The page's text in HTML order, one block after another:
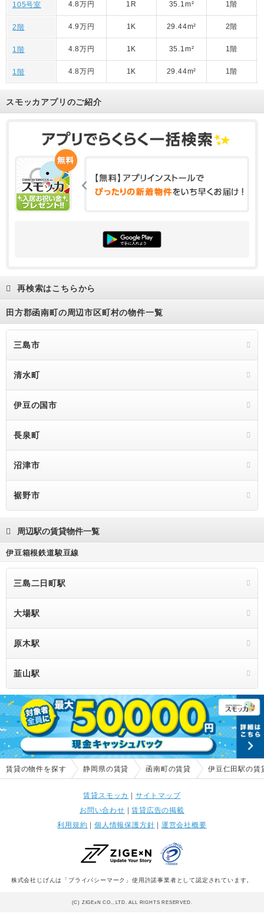
105号室 4.8万円 1R 35.1m² 1階
2階 4.9万円 1K 29.44m² 2階
1階 4.8万円 1K 35.1m² 1階
1階 4.8万円 1K 29.44m² 1階
スモッカアプリのご紹介
再検索はこちらから
田方郡函南町の周辺市区町村の物件一覧
三島市
清水町
伊豆の国市
長泉町
沼津市
裾野市
周辺駅の賃貸物件一覧
伊豆箱根鉄道駿豆線
三島二日町駅
大場駅
原木駅
韮山駅
賃貸の物件を探す 静岡県の賃貸 函南町の賃貸 伊豆仁田駅の賃
賃貸スモッカ | サイトマップ
お問い合わせ |賃貸広告の掲載
利用規約 | 個人情報保護方針 | 運営会社概要
株式会社じげんは「プライバシーマーク」使用許諾事業者として認定されています。
(C) ZIGExN CO., LTD. ALL RIGHTS RESERVED.